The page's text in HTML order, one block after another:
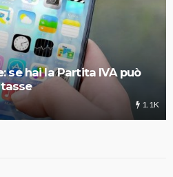
se hai la Partita IVA può
1.1K